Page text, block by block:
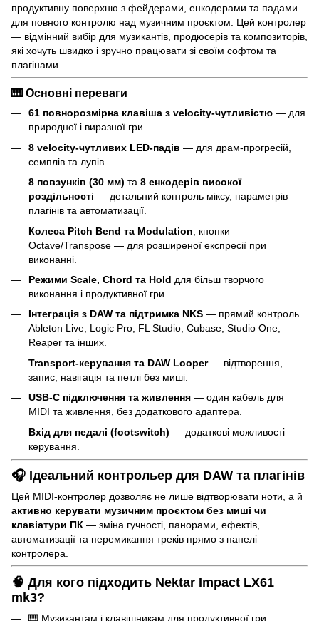
продуктивну поверхню з фейдерами, енкодерами та падами
для повного контролю над музичним проєктом. Цей контролер
— відмінний вибір для музикантів, продюсерів та композиторів,
які хочуть швидко і зручно працювати зі своїм софтом та
плагінами.
🎹 Основні переваги
61 повнорозмірна клавіша з velocity-чутливістю — для
природної і виразної гри.
8 velocity-чутливих LED-падів — для драм-прогресій,
семплів та лупів.
8 повзунків (30 мм) та 8 енкодерів високої
роздільності — детальний контроль міксу, параметрів
плагінів та автоматизації.
Колеса Pitch Bend та Modulation , кнопки
Octave/Transpose — для розширеної експресії при
виконанні.
Режими Scale, Chord та Hold для більш творчого
виконання і продуктивної гри.
Інтеграція з DAW та підтримка NKS — прямий контроль
Ableton Live, Logic Pro, FL Studio, Cubase, Studio One,
Reaper та інших.
Transport-керування та DAW Looper— відтворення,
запис, навігація та петлі без миші.
USB-C підключення та живлення — один кабель для
MIDI та живлення, без додаткового адаптера.
Вхід для педалі (footswitch) — додаткові можливості
керування.
🎧 Ідеальний контрольер для DAW та плагінів
Цей MIDI-контролер дозволяє не лише відтворювати ноти, а й
активно керувати музичним проєктом без миші чи
клавіатури ПК — зміна гучності, панорами, ефектів,
автоматизації та перемикання треків прямо з панелі
контролера.
🧠 Для кого підходить Nektar Impact LX61
mk3?
🎹 Музикантам і клавішникам для продуктивної гри